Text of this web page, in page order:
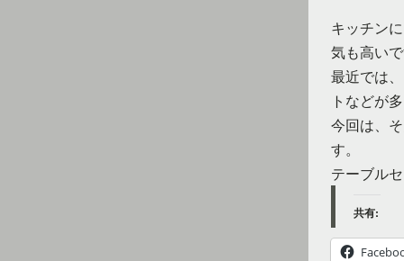
キッチン
気も高い
最近では
トなどが
今回は、
す。
テーブル
共有: